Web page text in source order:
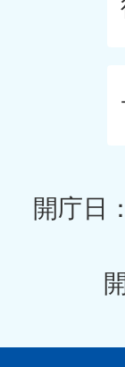
開庁日